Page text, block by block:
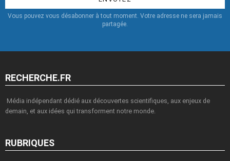
Vous pouvez vous désabonner à tout moment. Votre adresse ne sera jamais
partagée.
RECHERCHE.FR
Média indépendant dédié aux découvertes scientifiques, aux enjeux de
demain, et aux idées qui transforment notre monde.
RUBRIQUES